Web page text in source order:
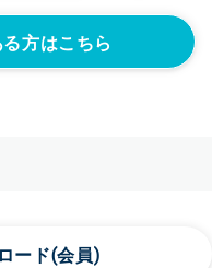
方はこちら
ード(会員)